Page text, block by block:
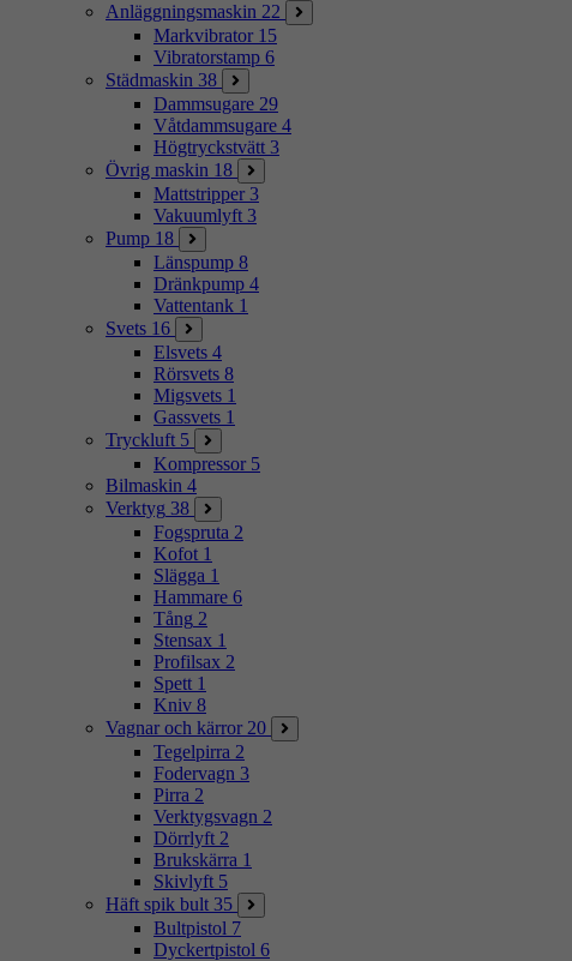
Anläggningsmaskin 22
Markvibrator 15
Vibratorstamp 6
Städmaskin 38
Dammsugare 29
Våtdammsugare 4
Högtryckstvätt 3
Övrig maskin 18
Mattstripper 3
Vakuumlyft 3
Pump 18
Länspump 8
Dränkpump 4
Vattentank 1
Svets 16
Elsvets 4
Rörsvets 8
Migsvets 1
Gassvets 1
Tryckluft 5
Kompressor 5
Bilmaskin 4
Verktyg 38
Fogspruta 2
Kofot 1
Slägga 1
Hammare 6
Tång 2
Stensax 1
Profilsax 2
Spett 1
Kniv 8
Vagnar och kärror 20
Tegelpirra 2
Fodervagn 3
Pirra 2
Verktygsvagn 2
Dörrlyft 2
Brukskärra 1
Skivlyft 5
Häft spik bult 35
Bultpistol 7
Dyckertpistol 6